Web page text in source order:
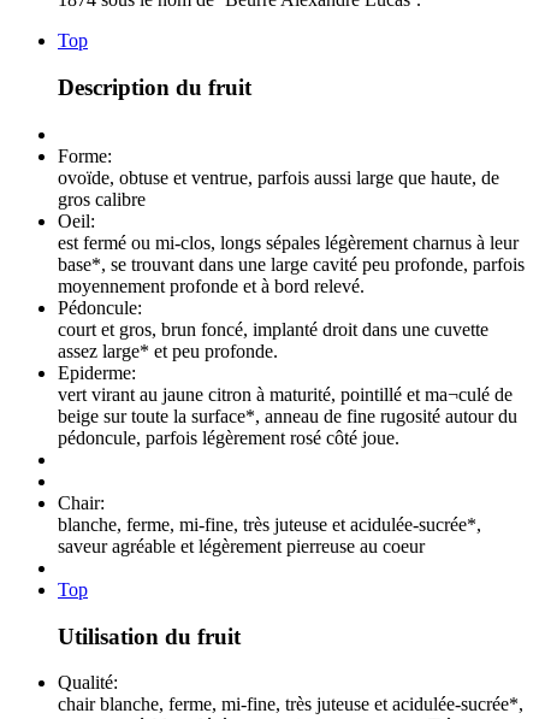
Top
Description du fruit
Forme:
ovoïde, obtuse et ventrue, parfois aussi large que haute, de
gros calibre
Oeil:
est fermé ou mi-clos, longs sépales légèrement charnus à leur
base*, se trouvant dans une large cavité peu profonde, parfois
moyennement profonde et à bord relevé.
Pédoncule:
court et gros, brun foncé, implanté droit dans une cuvette
assez large* et peu profonde.
Epiderme:
vert virant au jaune citron à maturité, pointillé et ma¬culé de
beige sur toute la surface*, anneau de fine rugosité autour du
pédoncule, parfois légèrement rosé côté joue.
Chair:
blanche, ferme, mi-fine, très juteuse et acidulée-sucrée*,
saveur agréable et légèrement pierreuse au coeur
Top
Utilisation du fruit
Qualité:
chair blanche, ferme, mi-fine, très juteuse et acidulée-sucrée*,